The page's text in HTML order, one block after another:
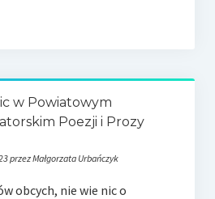
w Powiatowym
Poezji i Prozy
przez Małgorzata Urbańczyk
obcych, nie wie nic o